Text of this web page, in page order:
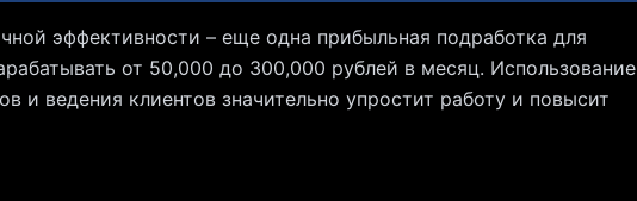
эффективности – еще одна прибыльная подработка для
от 50,000 до 300,000 рублей в месяц. Использование
и ведения клиентов значительно упростит работу и повысит